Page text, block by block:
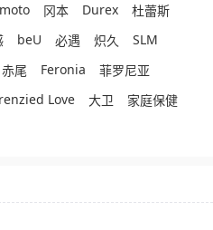
冈本 Durex
杜蕾斯
beU 必遇 炽久
SLM
赤尾 Feronia
菲罗尼亚
Love 大卫
家庭保健